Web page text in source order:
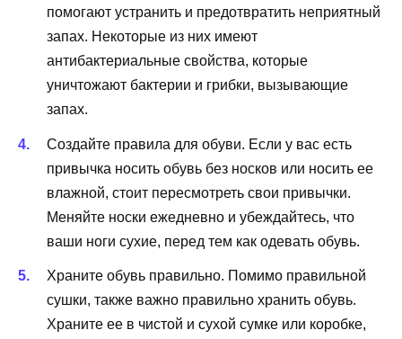
помогают устранить и предотвратить неприятный
запах. Некоторые из них имеют
антибактериальные свойства, которые
уничтожают бактерии и грибки, вызывающие
запах.
Создайте правила для обуви. Если у вас есть
привычка носить обувь без носков или носить ее
влажной, стоит пересмотреть свои привычки.
Меняйте носки ежедневно и убеждайтесь, что
ваши ноги сухие, перед тем как одевать обувь.
Храните обувь правильно. Помимо правильной
сушки, также важно правильно хранить обувь.
Храните ее в чистой и сухой сумке или коробке,